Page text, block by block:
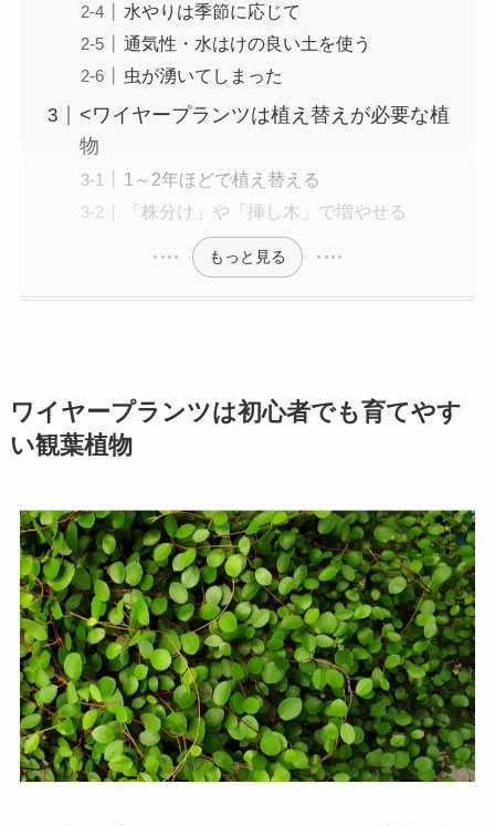
水やりは季節に応じて
通気性・水はけの良い土を使う
虫が湧いてしまった
<ワイヤープランツは植え替えが必要な植
物
1～2年ほどで植え替える
「株分け」や「挿し木」で増やせる
もっと見る
ワイヤープランツは初心者でも育てやす
い観葉植物